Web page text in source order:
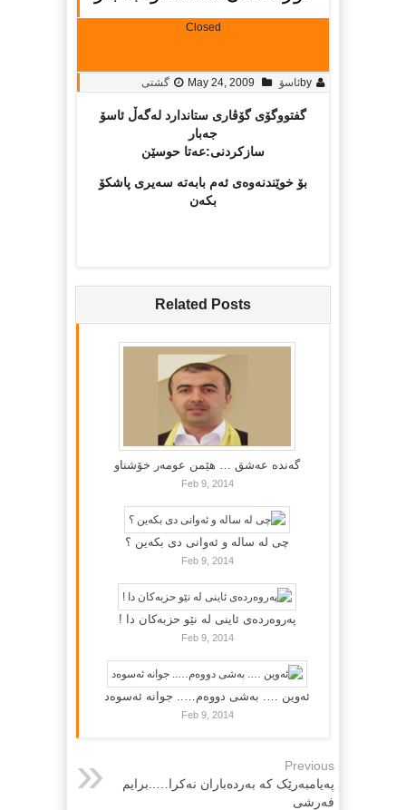
Closed
byئاسۆ May 24, 2009 گشتی
گفتووگۆی گۆڤاری ستاندارد له‌گه‌ڵ ئاسۆ
جه‌بار
سازکردنی:عه‌تا حوسێن
بۆ خوێندنه‌وه‌ی ئه‌م بابه‌ته‌ سه‌یری پاشکۆ
بکه‌ن
Related Posts
گه‌نده‌ عه‌شق … هێمن عومه‌ر خۆشناو
Feb 9, 2014
چی لە سالە و ئەوانی دی بكەین ؟
Feb 9, 2014
پەروەردەی ئاینی لە نێو حزبەکان دا !
Feb 9, 2014
ئەوین …. بەشی دووەم….. جوانە ئەسوەد
Feb 9, 2014
Previous
په‌یامبه‌رێک که‌ به‌رده‌باران نه‌کرا…..برایم
فه‌رشی